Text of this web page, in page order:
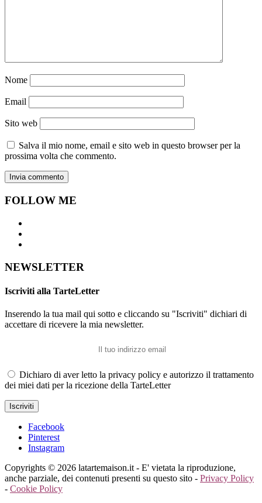
Nome
Email
Sito web
Salva il mio nome, email e sito web in questo browser per la
prossima volta che commento.
FOLLOW ME
NEWSLETTER
Iscriviti alla TarteLetter
Inserendo la tua mail qui sotto e cliccando su "Iscriviti" dichiari di
accettare di ricevere la mia newsletter.
Dichiaro di aver letto la privacy policy e autorizzo il trattamento
dei miei dati per la ricezione della TarteLetter
Facebook
Pinterest
Instagram
Copyrights © 2026 latartemaison.it - E' vietata la riproduzione,
anche parziale, dei contenuti presenti su questo sito - Privacy Policy
- Cookie Policy